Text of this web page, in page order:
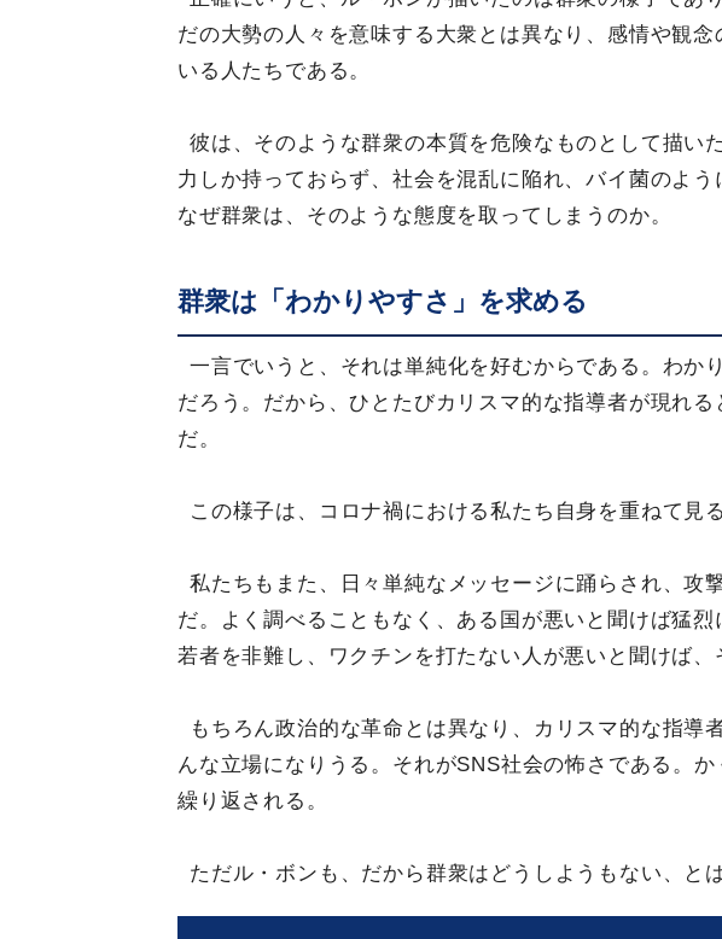
だの大勢の人々を意味する大衆とは異なり、感情や観
いる人たちである。
彼は、そのような群衆の本質を危険なものとして描い
力しか持っておらず、社会を混乱に陥れ、バイ菌のよう
なぜ群衆は、そのような態度を取ってしまうのか。
群衆は「わかりやすさ」を求める
一言でいうと、それは単純化を好むからである。わか
だろう。だから、ひとたびカリスマ的な指導者が現れ
だ。
この様子は、コロナ禍における私たち自身を重ねて見
私たちもまた、日々単純なメッセージに踊らされ、攻
だ。よく調べることもなく、ある国が悪いと聞けば猛
若者を非難し、ワクチンを打たない人が悪いと聞けば、
もちろん政治的な革命とは異なり、カリスマ的な指導
んな立場になりうる。それがSNS社会の怖さである。
繰り返される。
ただル・ボンも、だから群衆はどうしようもない、と